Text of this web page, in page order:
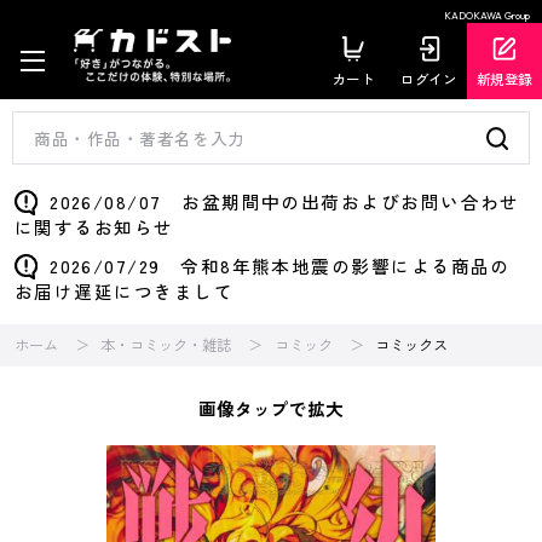
KADOKAWA Group
カート ログイン 新規登録
2026/08/07 お盆期間中の出荷およびお問い合わせ
に関するお知らせ
2026/07/29 令和8年熊本地震の影響による商品の
お届け遅延につきまして
ホーム 本・コミック・雑誌 コミック コミックス
画像タップで拡大